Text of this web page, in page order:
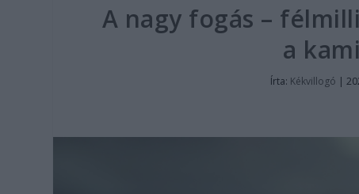
A nagy fogás –
a
Írta: Kékvillogó |